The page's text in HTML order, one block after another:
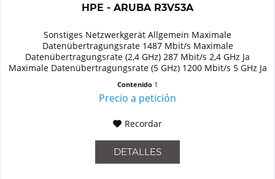
HPE - ARUBA R3V53A
Sonstiges Netzwerkgerät Allgemein Maximale
Datenübertragungsrate 1487 Mbit/s Maximale
Datenübertragungsrate (2,4 GHz) 287 Mbit/s 2,4 GHz Ja
Maximale Datenübertragungsrate (5 GHz) 1200 Mbit/s 5 GHz Ja
Contenido 1
Precio a petición
Recordar
DETALLES